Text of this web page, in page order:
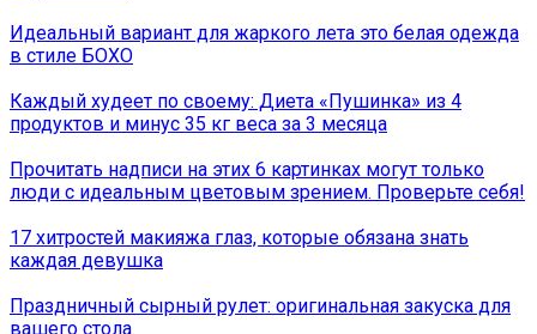
Идеальный вариант для жаркого лета это белая одежда
в стиле БОХО
Каждый худеет по своему: Диета «Пушинка» из 4
продуктов и минус 35 кг веса за 3 месяца
Прочитать надписи на этих 6 картинках могут только
люди с идеальным цветовым зрением. Проверьте себя!
17 хитростей макияжа глаз, которые обязана знать
каждая девушка
Праздничный сырный рулет: оригинальная закуска для
вашего стола